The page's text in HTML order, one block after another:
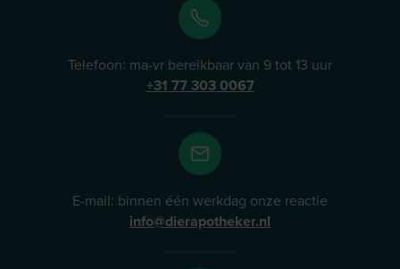
Telefoon: ma-vr bereikbaar van 9 tot 13 uur
+31 77 303 0067
E-mail: binnen één werkdag onze reactie
info@dierapotheker.nl